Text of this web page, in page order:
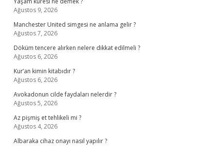
Ağustos 9, 2026
Manchester United simgesi ne anlama gelir ?
Ağustos 7, 2026
Döküm tencere alırken nelere dikkat edilmeli ?
Ağustos 6, 2026
Kur’an kimin kitabıdır ?
Ağustos 6, 2026
Avokadonun cilde faydaları nelerdir ?
Ağustos 5, 2026
Az pişmiş et tehlikeli mi ?
Ağustos 4, 2026
Albaraka cihaz onayı nasıl yapılır ?